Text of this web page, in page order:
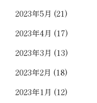
2023年5月 (21)
2023年4月 (17)
2023年3月 (13)
2023年2月 (18)
2023年1月 (12)